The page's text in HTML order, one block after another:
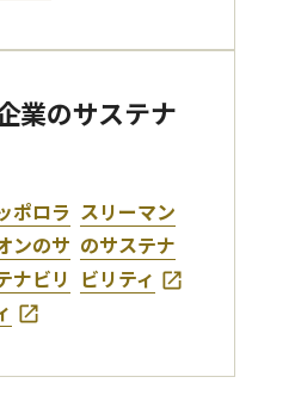
業のサステナ
ポロラ
ンのサ
ナビリ
スリーマン
のサステナ
ビリティ